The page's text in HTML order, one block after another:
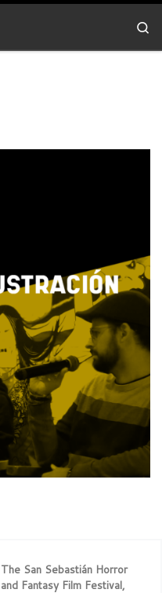
The San Sebastián Horror
and Fantasy Film Festival,